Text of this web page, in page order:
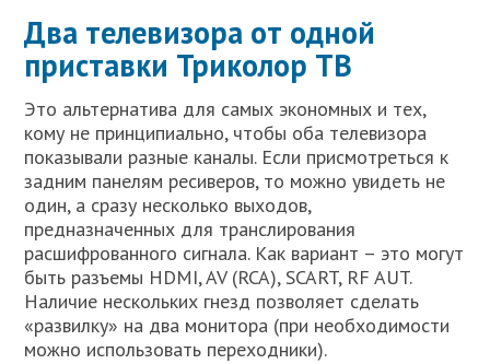
Два телевизора от одной
приставки Триколор ТВ
Это альтернатива для самых экономных и тех,
кому не принципиально, чтобы оба телевизора
показывали разные каналы. Если присмотреться к
задним панелям ресиверов, то можно увидеть не
один, а сразу несколько выходов,
предназначенных для транслирования
расшифрованного сигнала. Как вариант – это могут
быть разъемы HDMI, AV (RCA), SCART, RF AUT.
Наличие нескольких гнезд позволяет сделать
«развилку» на два монитора (при необходимости
можно использовать переходники).